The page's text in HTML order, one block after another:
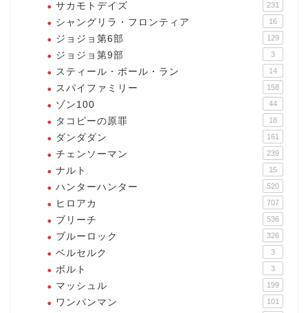
サカモトデイズ 231
シャングリラ・フロンティア 16
ジョジョ第6部 129
ジョジョ第9部 3
スティール・ボール・ラン 14
スパイファミリー 158
ゾン100 44
タコピーの原罪 18
ダンダダン 161
チェンソーマン 239
ナルト 15
ハンターハンター 520
ヒロアカ 707
ブリーチ 536
ブルーロック 326
ベルセルク 3
ボルト 3
マッシュル 199
ワンパンマン 101